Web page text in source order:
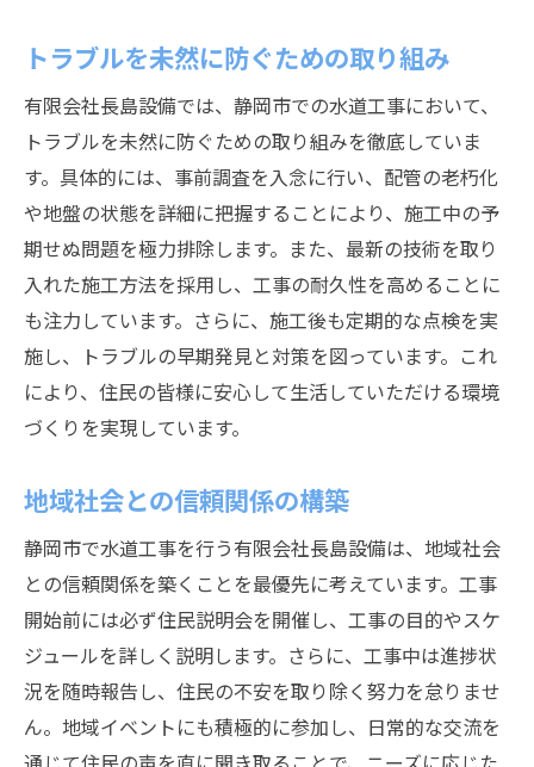
トラブルを未然に防ぐための取り組み
有限会社長島設備では、静岡市での水道工事において、
トラブルを未然に防ぐための取り組みを徹底していま
す。具体的には、事前調査を入念に行い、配管の老朽化
や地盤の状態を詳細に把握することにより、施工中の予
期せぬ問題を極力排除します。また、最新の技術を取り
入れた施工方法を採用し、工事の耐久性を高めることに
も注力しています。さらに、施工後も定期的な点検を実
施し、トラブルの早期発見と対策を図っています。これ
により、住民の皆様に安心して生活していただける環境
づくりを実現しています。
地域社会との信頼関係の構築
静岡市で水道工事を行う有限会社長島設備は、地域社会
との信頼関係を築くことを最優先に考えています。工事
開始前には必ず住民説明会を開催し、工事の目的やスケ
ジュールを詳しく説明します。さらに、工事中は進捗状
況を随時報告し、住民の不安を取り除く努力を怠りませ
ん。地域イベントにも積極的に参加し、日常的な交流を